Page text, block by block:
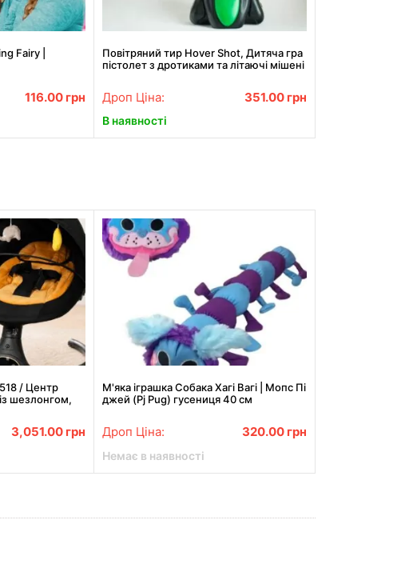
Fairy |
116.00 грн
Повітряний тир Hover Shot, Дитяча гра
пістолет з дротиками та літаючі мішені
Дроп Ціна: 351.00 грн
В наявності
/ Центр
шезлонгом,
3,051.00 грн
М'яка іграшка Собака Хагі Вагі | Мопс Пі
джей (Pj Pug) гусениця 40 см
Дроп Ціна: 320.00 грн
Немає в наявності